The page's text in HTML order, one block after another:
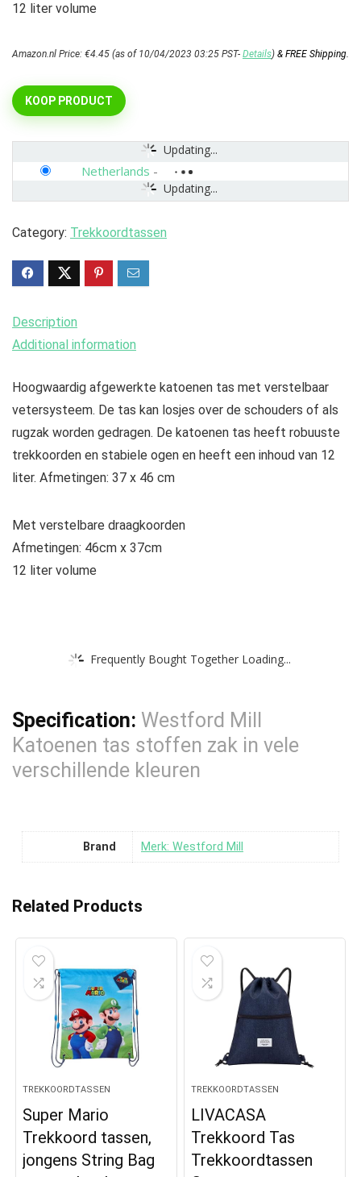
12 liter volume
Amazon.nl Price: €4.45 (as of 10/04/2023 03:25 PST- Details) & FREE Shipping.
KOOP PRODUCT
Updating...
Updating...
Netherlands -
Category: Trekkoordtassen
Description
Additional information
Hoogwaardig afgewerkte katoenen tas met verstelbaar
vetersysteem. De tas kan losjes over de schouders of als
rugzak worden gedragen. De katoenen tas heeft robuuste
trekkoorden en stabiele ogen en heeft een inhoud van 12
liter. Afmetingen: 37 x 46 cm
Met verstelbare draagkoorden
Afmetingen: 46cm x 37cm
12 liter volume
Frequently Bought Together Loading...
Specification: Westford Mill
Katoenen tas stoffen zak in vele
verschillende kleuren
Brand Merk: Westford Mill
Related Products
TREKKOORDTASSEN
Super Mario
Trekkoord tassen,
jongens String Bag
TREKKOORDTASSEN
LIVACASA
Trekkoord Tas
Trekkoordtassen